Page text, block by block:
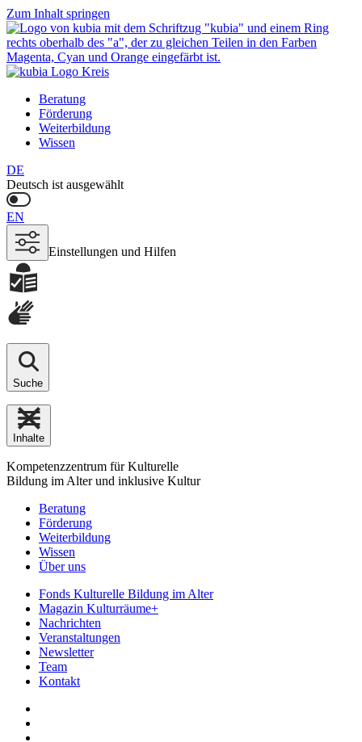
Zum Inhalt springen
Beratung
Förderung
Weiterbildung
Wissen
DE
Deutsch ist ausgewählt
EN
Einstellungen und Hilfen
Suche
Inhalte
Kompetenzzentrum für Kulturelle
Bildung im Alter und inklusive Kultur
Beratung
Förderung
Weiterbildung
Wissen
Über uns
Fonds Kulturelle Bildung im Alter
Magazin Kulturräume+
Nachrichten
Veranstaltungen
Newsletter
Team
Kontakt